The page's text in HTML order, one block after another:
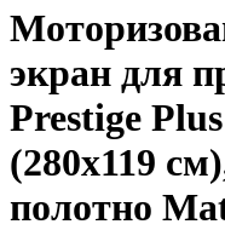
экран для
Prestige
(280x119
полотно